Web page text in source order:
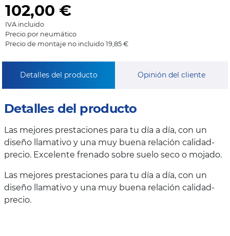
102,00 €
IVA incluido
Precio por neumático
Precio de montaje no incluido 19,85 €
Detalles del producto Opinión del cliente
Detalles del producto
Las mejores prestaciones para tu día a día, con un
diseño llamativo y una muy buena relación calidad-
precio. Excelente frenado sobre suelo seco o mojado.
Las mejores prestaciones para tu día a día, con un
diseño llamativo y una muy buena relación calidad-
precio.